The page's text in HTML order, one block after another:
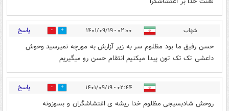
شهاب ۰۲:۰۰ - ۱۴۰۱/۰۹/۱۹ 0 پاسخ
حسن رفیق ما بود مظلوم سر به زیر آزارش به مورچه نمیرسید وحوش
داعشی تک تک تون پیدا میکنیم انتقام حسن رو میگیریم
۰۲:۴۴ - ۱۴۰۱/۰۹/۱۹ 0 پاسخ
روحش شادبسیجی مظلوم خدا ریشه ی اغتشاشگران و بسوزونه